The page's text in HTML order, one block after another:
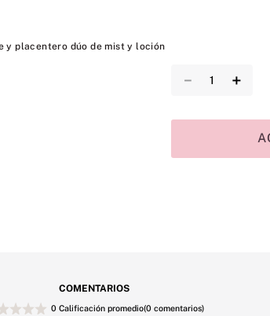
y placentero dúo de mist y loción
＋
－
COMENTARIOS
0 Calificación promedio(0 comentarios)